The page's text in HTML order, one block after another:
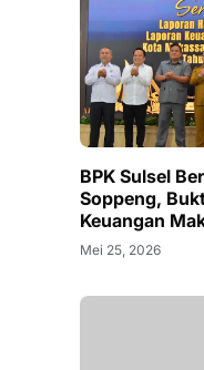
BPK Sulsel
Soppeng,
Keuangan
Mei 25, 2026